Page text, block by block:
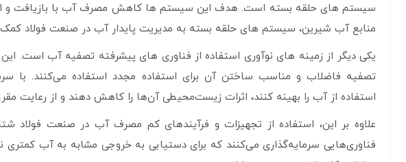
سیستم های حلقه بسته است. هدف این سیستم ها کاهش مصرف آب با بازیافت و
منابع آب شیرین، سیستم های حلقه بسته به مدیریت پایدار آب در صنعت فولاد
یکی دیگر از زمینه های نوآوری استفاده از فناوری های پیشرفته تصفیه آب است.
تصفیه فاضلاب و مناسب ساختن آن برای استفاده مجدد استفاده می‌کنند. با
استفاده از آب را بهینه کنند، اثرات زیست‌محیطی آن‌ها را کاهش دهند و از رعایت
علاوه بر این، استفاده از تجهیزات و فرآیندهای کم مصرف آب در صنعت فولاد
فناوری‌هایی سرمایه‌گذاری می‌کنند که برای دستیابی به خروجی مشابه به آب کمتری